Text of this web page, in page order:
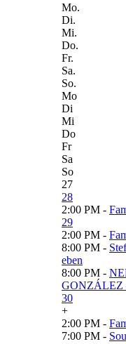
Mo.
Di.
Mi.
Do.
Fr.
Sa.
So.
Mo
Di
Mi
Do
Fr
Sa
So
27
28
2:00 PM -
29
2:00 PM -
8:00 PM -
eben
8:00 PM -
GONZÁLEZ
30
+
2:00 PM -
7:00 PM -